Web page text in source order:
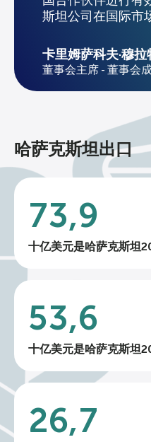
斯坦公司在国际市
卡里姆萨科夫·穆拉
董事会主席 - 董事会
哈萨克斯坦出口
73,9
十亿美元是哈萨克斯坦
53,6
十亿美元是哈萨克斯坦
26,7